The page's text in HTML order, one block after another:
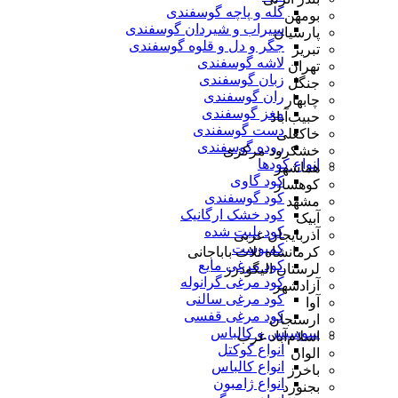
کله و پاچه گوسفندی
سیراب و شیردان گوسفندی
جگر و دل و قلوه گوسفندی
لاشه گوسفندی
زبان گوسفندی
ران گوسفندی
مغز گوسفندی
دست گوسفندی
روده گوسفندی
انواع کودها
کود گاوی
کود گوسفندی
کود خشک ارگانیک
کود پلیت شده
کمپوست
کود مرغی مایع
کود مرغی گرانوله
کود مرغی سالنی
کود مرغی قفسی
سوسیس و کالباس
انواع کوکتل
انواع کالباس
انواع ژامبون
بومهن
پارسیان
تبریز
تهران
جنگل
چابهار
حبیب‌آباد
خاکعلی
خشکرود مرکزی
هماشهر
کوهسار
مشهد
آبیک
آذربایجان غربی
کرمانشاه ثلاث باباجانی
لرستان الیگودرز
آزادشهر
آوا
ارسنجان
اسلام‌آباد غرب
الوان
باخرز
بجنورد